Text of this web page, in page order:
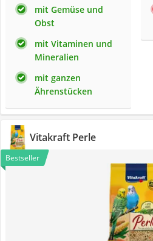
mit Gemüse und
Obst
mit Vitaminen und
Mineralien
mit ganzen
Ährenstücken
Vitakraft Perle
Bestseller